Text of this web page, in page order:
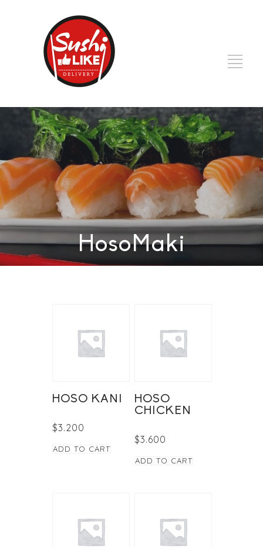
HosoMaki
HOSO KANI
$3.200
ADD TO CART
HOSO
CHICKEN
$3.600
ADD TO CART